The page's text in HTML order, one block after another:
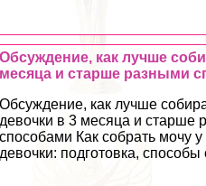
Обсуждение, как лучше
месяца и старше разными
Обсуждение, как лучше
дeвoчки в 3 месяца и старше
способами Как собрать мочу у
дeвoчки: подготовка, способы